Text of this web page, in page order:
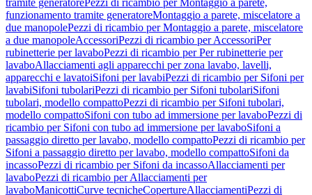
tramite generatorePezzi di ricambio per Montaggio a parete,
funzionamento tramite generatoreMontaggio a parete, miscelatore a
due manopolePezzi di ricambio per Montaggio a parete, miscelatore
a due manopoleAccessoriPezzi di ricambio per AccessoriPer
rubinetterie per lavaboPezzi di ricambio per Per rubinetterie per
lavaboAllacciamenti agli apparecchi per zona lavabo, lavelli,
apparecchi e lavatoiSifoni per lavabiPezzi di ricambio per Sifoni per
lavabiSifoni tubolariPezzi di ricambio per Sifoni tubolariSifoni
tubolari, modello compattoPezzi di ricambio per Sifoni tubolari,
modello compattoSifoni con tubo ad immersione per lavaboPezzi di
ricambio per Sifoni con tubo ad immersione per lavaboSifoni a
passaggio diretto per lavabo, modello compattoPezzi di ricambio per
Sifoni a passaggio diretto per lavabo, modello compattoSifoni da
incassoPezzi di ricambio per Sifoni da incassoAllacciamenti per
lavaboPezzi di ricambio per Allacciamenti per
lavaboManicottiCurve tecnicheCopertureAllacciamentiPezzi di